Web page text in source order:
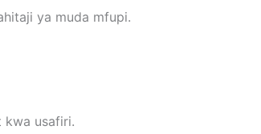
ya muda mfupi.
kwa usafiri.